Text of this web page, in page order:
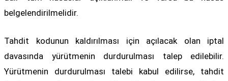
belgelendirilmelidir.
Tahdit kodunun kaldırılması için açılacak olan iptal
davasında yürütmenin durdurulması talep edilebilir.
Yürütmenin durdurulması talebi kabul edilirse, tahdit